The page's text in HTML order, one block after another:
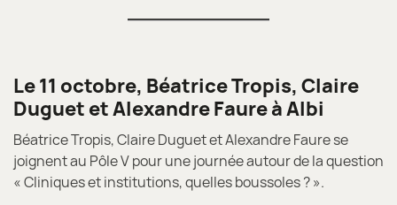
Le 11 octobre, Béatrice Tropis, Claire
Duguet et Alexandre Faure à Albi
Béatrice Tropis, Claire Duguet et Alexandre Faure se
joignent au Pôle V pour une journée autour de la question
« Cliniques et institutions, quelles boussoles ? ».